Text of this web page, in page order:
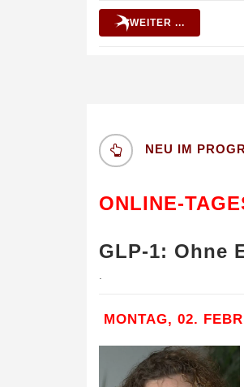
WEITER ...
NEU IM
ONLINE-
GLP-1: Ohne
MONTAG, 02.